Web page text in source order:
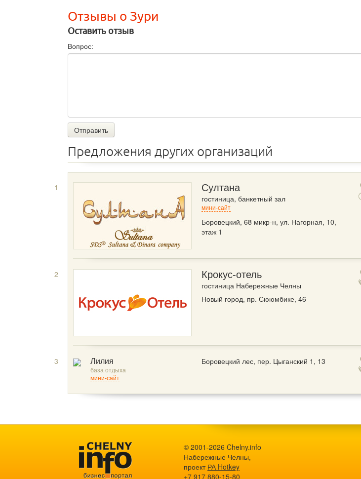
Отзывы о Зури
Оставить отзыв
Вопрос:
Отправить
Предложения других организаций
1 Султана
гостиница, банкетный зал
мини-сайт
Боровецкий, 68 микр-н, ул. Нагорная, 10,
этаж 1
2 Крокус-отель
гостиница Набережные Челны
Новый город, пр. Сююмбике, 46
3
Лилия
база отдыха
мини-сайт
Боровецкий лес, пер. Цыганский 1, 13
© 2001-2026 Chelny.info
Набережные Челны,
проект РА Hotkey
+7 917 880-15-80